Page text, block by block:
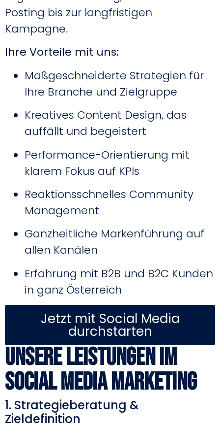
Posting bis zur langfristigen
Kampagne.
Ihre Vorteile mit uns:
Maßgeschneiderte Strategien für
Ihre Branche und Zielgruppe
Kreatives Content Design, das
auffällt und begeistert
Performance-Orientierung mit
klarem Fokus auf KPIs
Reaktionsschnelles Community
Management
Ganzheitliche Markenführung auf
allen Kanälen
Erfahrung mit B2B und B2C Kunden
in ganz Österreich
Jetzt mit Social Media
durchstarten
Unsere Leistungen im
Social Media Marketing
1. Strategieberatung &
Zieldefinition